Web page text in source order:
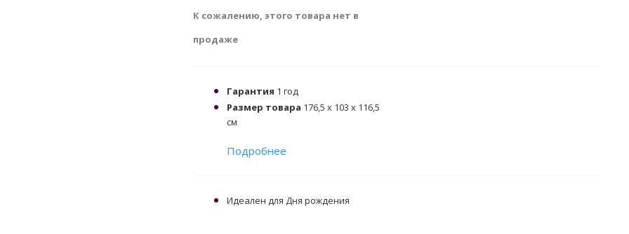
К сожалению, этого товара нет в
продаже
Гарантия 1 год
Размер товара 176,5 х 103 х 116,5
см
Подробнее
Идеален для Дня рождения